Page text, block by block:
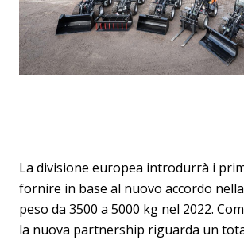
La divisione europea introdurrà i
fornire in base al nuovo accordo
peso da 3500 a 5000 kg nel 2022.
la nuova partnership riguarda un